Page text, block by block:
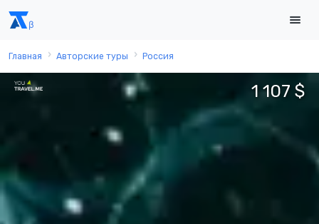
Главная Авторские туры Россия
1 107 $